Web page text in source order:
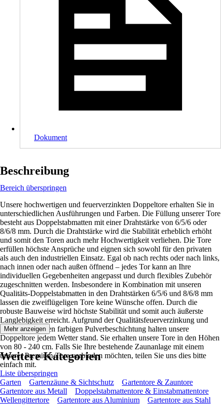
Dokument
Beschreibung
Bereich überspringen
Unsere hochwertigen und feuerverzinkten Doppeltore erhalten Sie in
unterschiedlichen Ausführungen und Farben. Die Füllung unserer Tore
besteht aus Doppelstabmatten mit einer Drahtstärke von 6/5/6 oder
8/6/8 mm. Durch die Drahtstärke wird die Stabilität erheblich erhöht
und somit den Toren auch mehr Hochwertigkeit verliehen. Die Tore
erfüllen höchste Ansprüche und eignen sich sowohl für den privaten
als auch den industriellen Einsatz. Egal ob nach rechts oder nach links,
nach innen oder nach außen öffnend – jedes Tor kann an Ihre
individuellen Gegebenheiten angepasst und durch flexibles Zubehör
zugeschnitten werden. Insbesondere in Kombination mit unseren
Qualitäts-Doppelstabmatten in den Drahtstärken 6/5/6 und 8/6/8 mm
lassen die zweiflügeligen Tore keine Wünsche offen. Durch die
robuste Bauweise wird höchste Stabilität und somit auch äußerste
Langlebigkeit erreicht. Aufgrund der Qualitätsfeuerverzinkung und
einer zusätzlichen farbigen Pulverbeschichtung halten unsere
Doppeltore jedem Wetter stand. Sie erhalten unsere Tore in den Höhen
von 80 - 240 cm. Falls Sie Ihre bestehende Zaunanlage mit einem
unserer Premium-Tore verbinden möchten, teilen Sie uns dies bitte
einfach mit.
Mehr anzeigen
Weitere Kategorien
Liste überspringen
Garten
Gartenzäune & Sichtschutz
Gartentore & Zauntore
Gartentore aus Metall
Doppelstabmattentore & Einstabmattentore
Wellengittertore
Gartentore aus Aluminium Gartentore aus Stahl